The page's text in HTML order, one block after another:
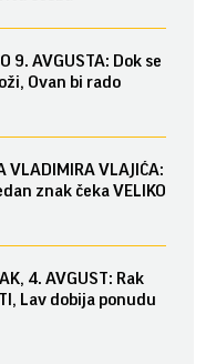
9. AVGUSTA: Dok se
Ovan bi rado
VLADIMIRA VLAJIĆA:
znak čeka VELIKO
4. AVGUST: Rak
Lav dobija ponudu